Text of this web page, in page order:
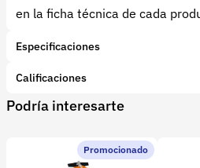
en la ficha técnica de cada
Especificaciones
Marca:
BELLOTA
Tipo de producto:Insumo
Subcategoría:Herramientas
Calificaciones
1 Star
2 Star
3 Star4 Star
0 calificaciones
Podría interesarte
Promocionado